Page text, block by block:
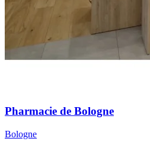
Pharmacie de Bologne
Bologne